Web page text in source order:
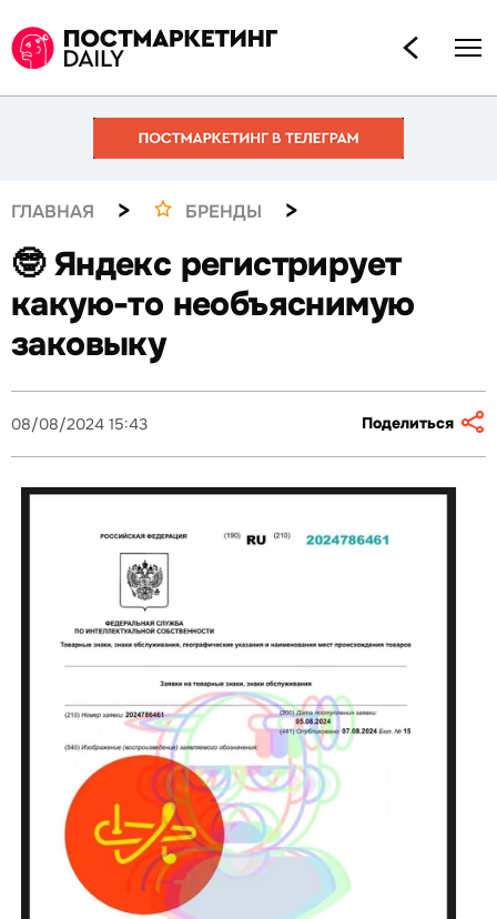
ГЛАВНАЯ > БРЕНДЫ >
🤓 Яндекс регистрирует
какую-то необъяснимую
заковыку
08/08/2024 15:43 Поделиться